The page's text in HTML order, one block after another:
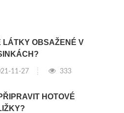
LÁTKY OBSAŽENÉ V
11-27 333
HOTOVÉ